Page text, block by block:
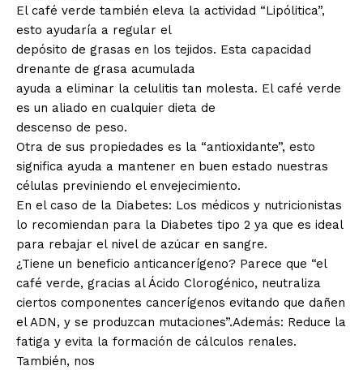
El café verde también eleva la actividad “Lipólitica”,
esto ayudaría a regular el
depósito de grasas en los tejidos. Esta capacidad
drenante de grasa acumulada
ayuda a eliminar la celulitis tan molesta. El café verde
es un aliado en cualquier dieta de
descenso de peso.
Otra de sus propiedades es la “antioxidante”, esto
significa ayuda a mantener en buen estado nuestras
células previniendo el envejecimiento.
En el caso de la Diabetes: Los médicos y nutricionistas
lo recomiendan para la Diabetes tipo 2 ya que es ideal
para rebajar el nivel de azúcar en sangre.
¿Tiene un beneficio anticancerígeno? Parece que “el
café verde, gracias al Ácido Clorogénico, neutraliza
ciertos componentes cancerígenos evitando que dañen
el ADN, y se produzcan mutaciones”.Además: Reduce la
fatiga y evita la formación de cálculos renales.
También, nos